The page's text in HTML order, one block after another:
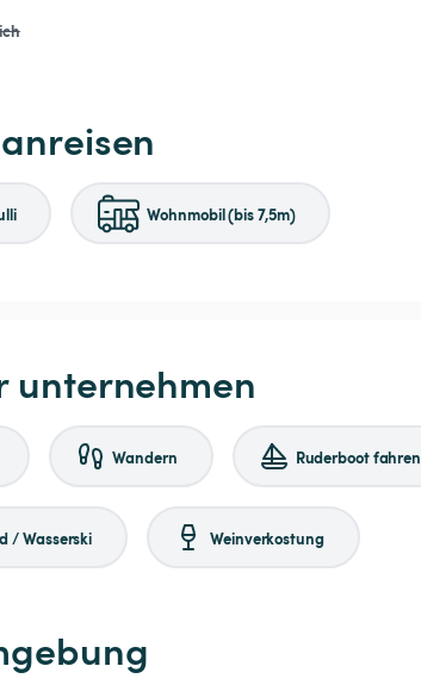
Wohnmobil (bis 7,5m)
unternehmen
Wandern Ruderboot fahren
/ Wasserski Weinverkostung